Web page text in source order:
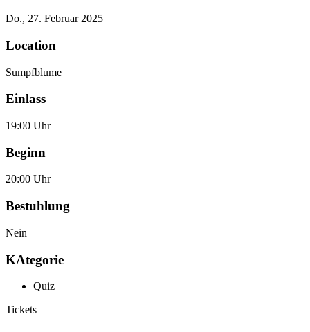
Do., 27. Februar 2025
Location
Sumpfblume
Einlass
19:00 Uhr
Beginn
20:00 Uhr
Bestuhlung
Nein
KAtegorie
Quiz
Tickets